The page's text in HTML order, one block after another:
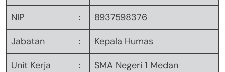
NIP
:
8937598376
Jabatan
:
Kepala Humas
Unit Kerja
: SMA Negeri 1 Medan